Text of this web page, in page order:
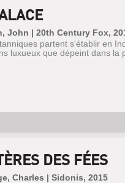
John | 20th Century Fox,
partent s'établir en
luxueux que dépeint dans la
DES FÉES
Charles | Sidonis, 2015